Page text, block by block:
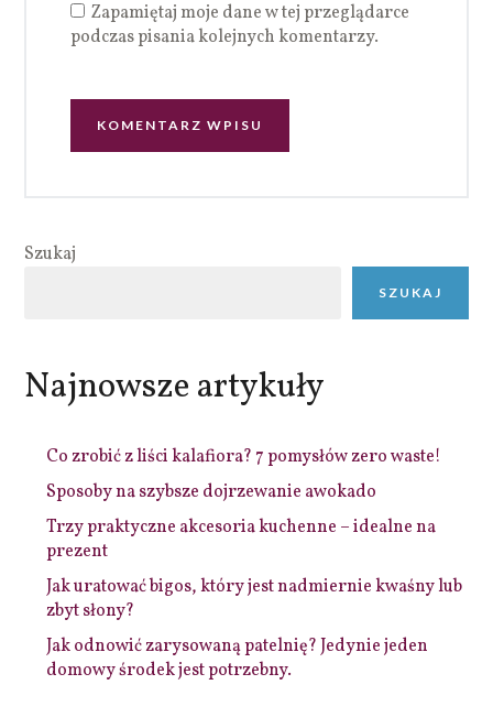
Zapamiętaj moje dane w tej przeglądarce
podczas pisania kolejnych komentarzy.
Szukaj
SZUKAJ
Najnowsze artykuły
Co zrobić z liści kalafiora? 7 pomysłów zero waste!
Sposoby na szybsze dojrzewanie awokado
Trzy praktyczne akcesoria kuchenne – idealne na
prezent
Jak uratować bigos, który jest nadmiernie kwaśny lub
zbyt słony?
Jak odnowić zarysowaną patelnię? Jedynie jeden
domowy środek jest potrzebny.